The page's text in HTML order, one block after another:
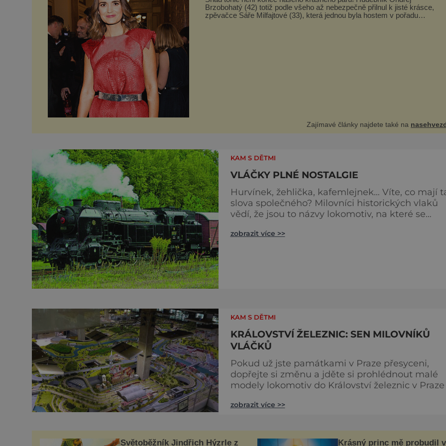
Brzobohatý (42) totiž podle všeho až nebezpečně přilnul k jisté krásce,
zpěvačce Sáře Milfajtové (33), která jednou byla hostem v pořadu
Zajímavé články najdete také na
KAM S DĚTMI
VLÁČKY PLNÉ NOSTALGIE
Hurvínek, žehlička, kafemlejnek… Víte, co mají
slova společného? Milovníci historických vlaků
vědí, že jsou to názvy lokomotiv, na které se
Romantická lokálka Každou sobotu a neděli a
zobrazit více >>
KAM S DĚTMI
KRÁLOVSTVÍ ŽELEZNIC: SEN MILOVNÍKŮ
VLÁČKŮ
Pokud už jste památkami v Praze přesyceni,
dopřejte si změnu a jděte si prohlédnout malé
modely lokomotiv do Království železnic v
Neustále zde přibývají nová kolejiště
působí dojmem, že je skutečná… Jen
zobrazit více >>
Světoběžník Jindřich Hýzrle z Krásný princ mě probudil v